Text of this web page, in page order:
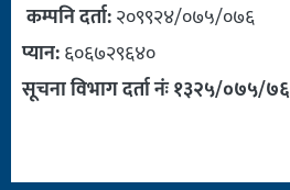
कम्पनि दर्ता:२०९९२४/०७५/०७६
प्यान:६०६७२९६४०
सूचना विभाग दर्ता नंः १३२५/०७५/७६